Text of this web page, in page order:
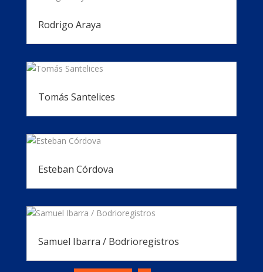
Rodrigo Araya
Tomás Santelices
Esteban Córdova
Samuel Ibarra / Bodrioregistros